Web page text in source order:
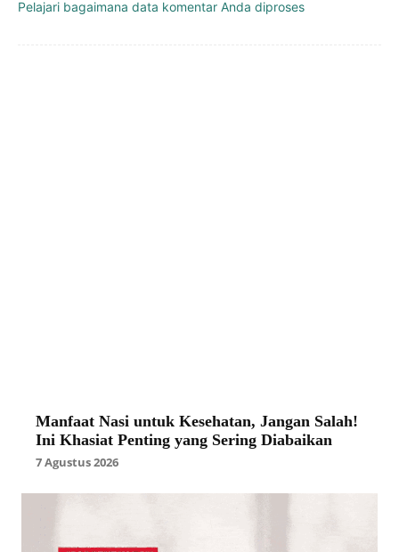
Pelajari bagaimana data komentar Anda diproses
Manfaat Nasi untuk Kesehatan, Jangan Salah!
Ini Khasiat Penting yang Sering Diabaikan
7 Agustus 2026